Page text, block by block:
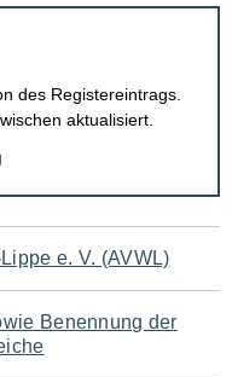
des Registereintrags.
aktualisiert.
e. V. (AVWL)
Benennung der